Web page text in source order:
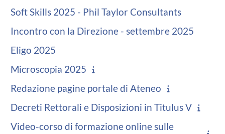
Soft Skills 2025 - Phil Taylor Consultants
Incontro con la Direzione - settembre 2025
Eligo 2025
Microscopia 2025
Redazione pagine portale di Ateneo
Decreti Rettorali e Disposizioni in Titulus V
Video-corso di formazione online sulle